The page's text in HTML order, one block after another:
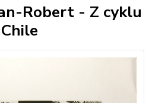
Robert - Z cyklu